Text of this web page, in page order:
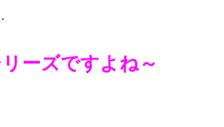
ーズですよね～